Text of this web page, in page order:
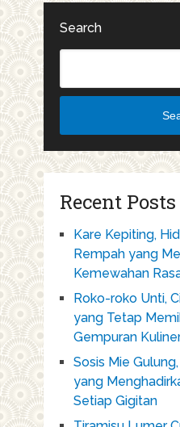
Search
Recent Posts
Kare Kepiting,
Rempah yang
Kemewahan
Roko-roko Unti,
yang Tetap
Gempuran
Sosis Mie
yang
Setiap Gigitan